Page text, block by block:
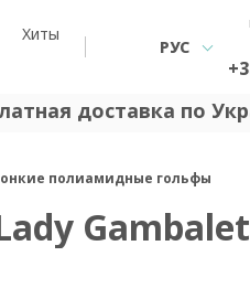
Хиты
РУС
доставка по
полиамидные гольфы